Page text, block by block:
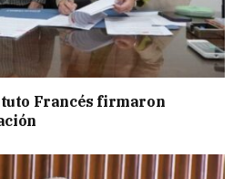
Francés firmaron